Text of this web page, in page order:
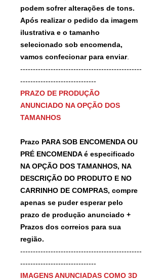
podem sofrer alterações de tons.
Após realizar o pedido da imagem
ilustrativa e o tamanho
selecionado sob encomenda,
vamos confecionar para enviar.
------------------------------------------------
------------------------------
PRAZO DE PRODUÇÃO
ANUNCIADO NA OPÇÃO DOS
TAMANHOS
Prazo PARA SOB ENCOMENDA OU
PRÉ ENCOMENDA é especificado
NA OPÇÃO DOS TAMANHOS, NA
DESCRIÇÃO DO PRODUTO E NO
CARRINHO DE COMPRAS, compre
apenas se puder esperar pelo
prazo de produção anunciado +
Prazos dos correios para sua
região.
------------------------------------------------
------------------------------
IMAGENS ANUNCIADAS COMO 3D